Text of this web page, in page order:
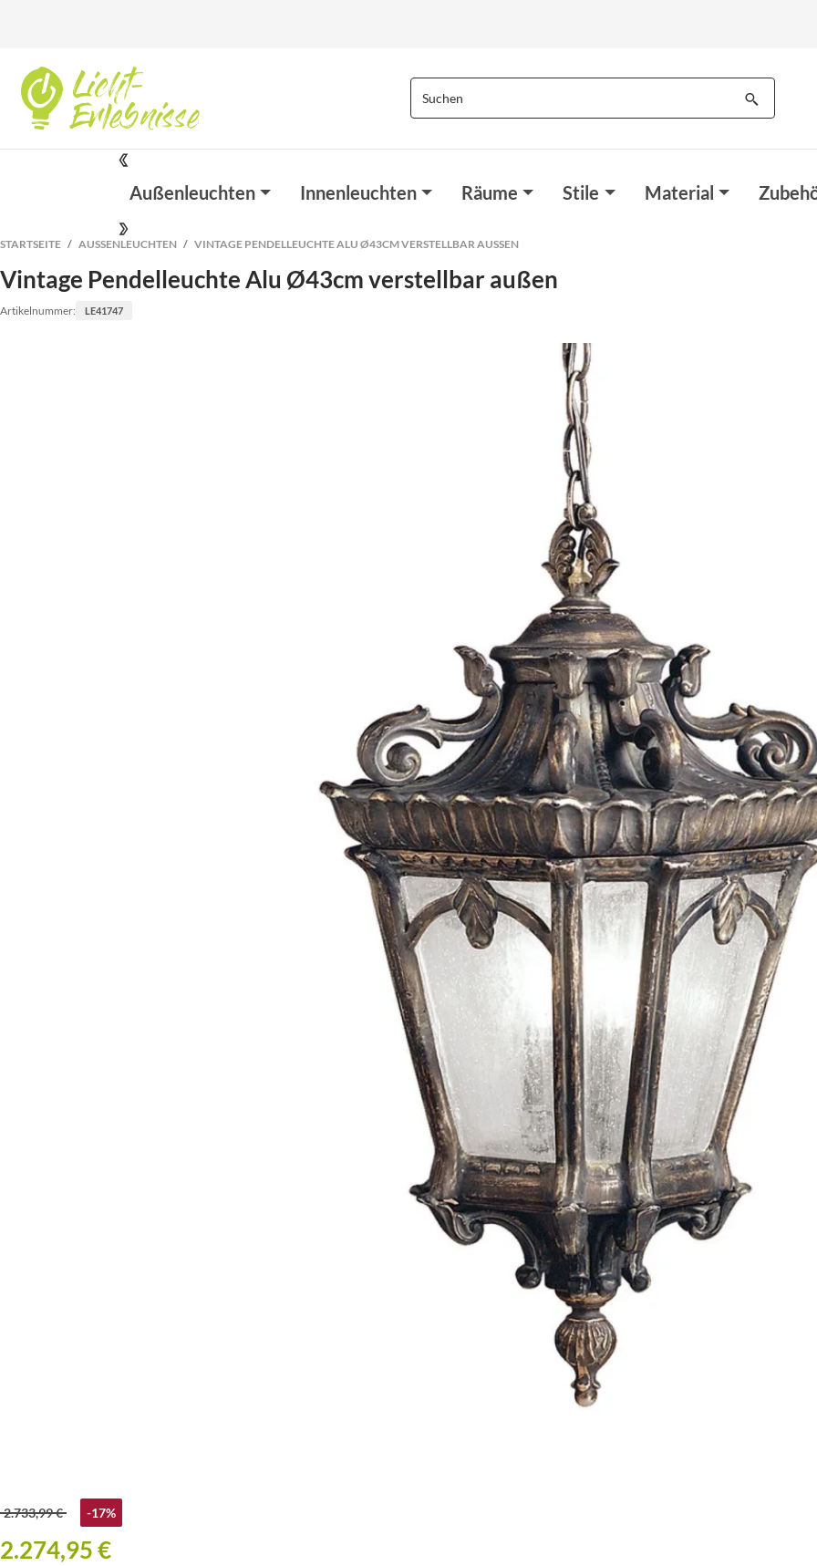
Außenleuchten Innenleuchten Räume Stile Material
STARTSEITE AUSSENLEUCHTEN VINTAGE PENDELLEUCHTE ALU Ø43CM VERSTELLBAR AUSSEN
Vintage Pendelleuchte Alu Ø43cm verstellbar außen
Artikelnummer: LE41747
2.733,99 € -17%
2.274,95 €